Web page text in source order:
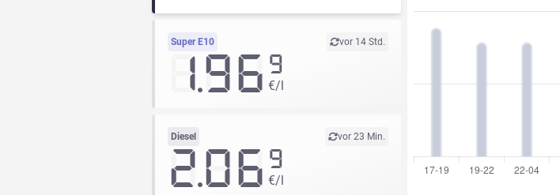
Super E10 vor 14 Std.
1.96 9
€/l
Diesel vor 23 Min.
2.06 9
€/l